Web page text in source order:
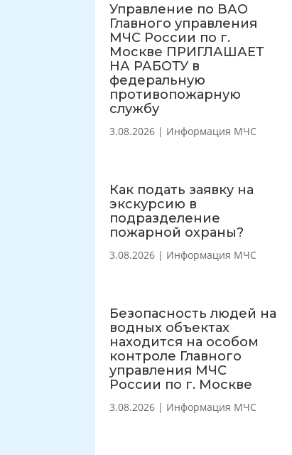
Управление по ВАО
Главного управления
МЧС России по г.
Москве ПРИГЛАШАЕТ
НА РАБОТУ в
федеральную
противопожарную
службу
3.08.2026 | Информация МЧС
Как подать заявку на
экскурсию в
подразделение
пожарной охраны?
3.08.2026 | Информация МЧС
Безопасность людей на
водных объектах
находится на особом
контроле Главного
управления МЧС
России по г. Москве
3.08.2026 | Информация МЧС